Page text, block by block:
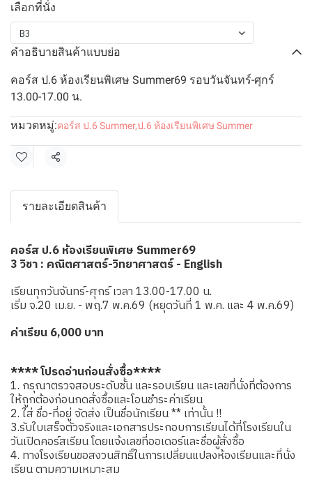
เลือกที่นั่ง
B3
คำอธิบายสินค้าแบบย่อ
คอร์ส ป.6 ห้องเรียนพิเศษ Summer69 รอบวันจันทร์-ศุกร์
13.00-17.00 น.
หมวดหมู่:คอร์ส ป.6 Summer,ป.6 ห้องเรียนพิเศษ Summer
แชร์
รายละเอียดสินค้า
คอร์ส ป.6 ห้องเรียนพิเศษ Summer69
3 วิชา : คณิตศาสตร์-วิทยาศาสตร์ - English
เรียนทุกวันจันทร์-ศุกร์ เวลา 13.00-17.00 น.
เริ่ม จ.20 เม.ย. - พฤ.7 พ.ค.69 (หยุดวันที่ 1 พ.ค. และ 4 พ.ค.69)
ค่าเรียน 6,000 บาท
**** โปรดอ่านก่อนสั่งซื้อ****
1. กรุณาตรวจสอบระดับชั้น และรอบเรียน และเลขที่นั่งที่ต้องการ
ให้ถูกต้องก่อนกดสั่งซื้อและโอนชำระค่าเรียน
2. ใส่ ชื่อ-ที่อยู่ จัดส่ง เป็นชื่อนักเรียน ** เท่านั้น !!
3.รับใบเสร็จตัวจริงและเอกสารประกอบการเรียนได้ที่โรงเรียนใน
วันเปิดคอร์สเรียน โดยแจ้งเลขที่ออเดอร์และชื่อผู้สั่งซื้อ
4. ทางโรงเรียนขอสงวนสิทธิ์ในการเปลี่ยนแปลงห้องเรียนและที่นั่ง
เรียน ตามความเหมาะสม